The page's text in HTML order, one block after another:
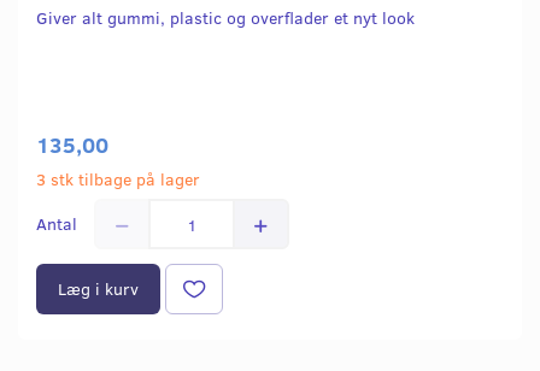
Giver alt gummi, plastic og overflader et nyt look
135,00
3 stk tilbage på lager
Antal
Læg i kurv